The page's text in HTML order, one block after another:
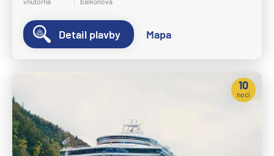
Detail plavby Mapa
10
nocí